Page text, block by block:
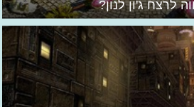
לרצח ג'ון לנון?